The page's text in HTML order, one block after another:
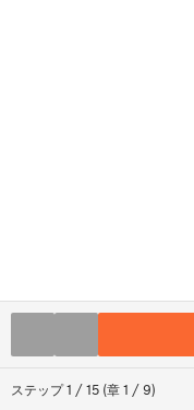
ステップ1 /15 (章1 /9)